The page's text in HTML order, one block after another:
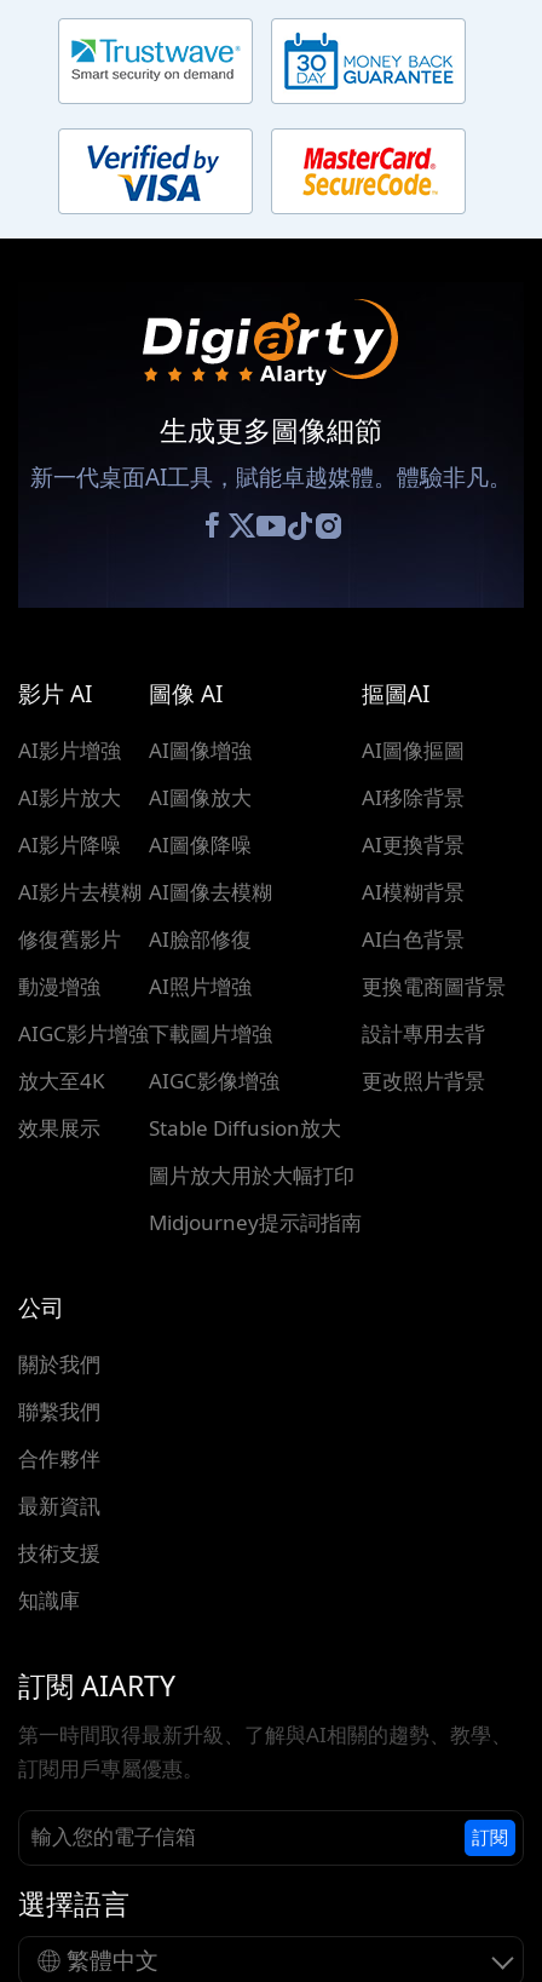
生成更多圖像細節
新一代桌面AI工具，賦能卓越媒體。體驗非凡。
影片 AI
AI影片增強
AI影片放大
AI影片降噪
AI影片去模糊
修復舊影片
動漫增強
AIGC影片增強
放大至4K
效果展示
圖像 AI
AI圖像增強
AI圖像放大
AI圖像降噪
AI圖像去模糊
AI臉部修復
AI照片增強
下載圖片增強
AIGC影像增強
Stable Diffusion放大
圖片放大用於大幅打印
Midjourney提示詞指南
摳圖AI
AI圖像摳圖
AI移除背景
AI更換背景
AI模糊背景
AI白色背景
更換電商圖背景
設計專用去背
更改照片背景
公司
關於我們
聯繫我們
合作夥伴
最新資訊
技術支援
知識庫
訂閱 AIARTY
第一時間取得最新升級、了解與AI相關的趨勢、教學、
訂閱用戶專屬優惠。
訂閱
選擇語言
繁體中文